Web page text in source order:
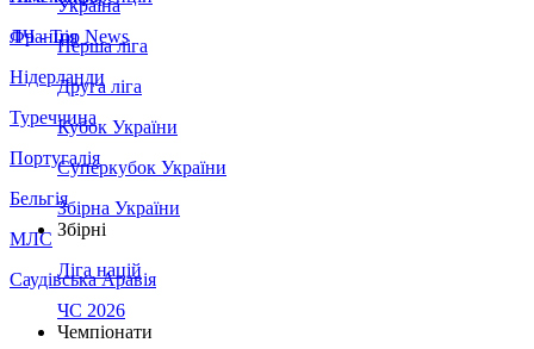
Франція
Нідерланди
Туреччина
Португалія
Бельгія
МЛС
Саудівська Аравія
ЛЧ - Top News
Україна
Перша ліга
Друга ліга
Кубок України
Суперкубок України
Збірна України
Збірні
Ліга націй
ЧС 2026
Чемпіонати